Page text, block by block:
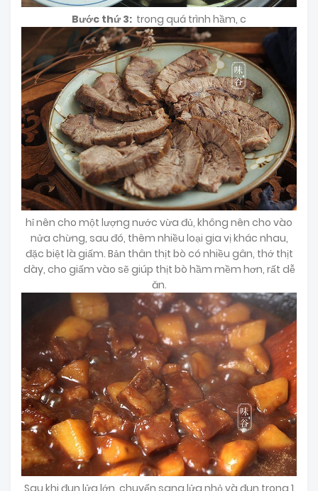
Bước thứ 3: trong quá trình hầm, c
hỉ nên cho một lượng nước vừa đủ, không nên cho vào
nửa chừng, sau đó, thêm nhiều loại gia vị khác nhau,
đặc biệt là giấm. Bản thân thịt bò có nhiều gân, thớ thịt
dày, cho giấm vào sẽ giúp thịt bò hầm mềm hơn, rất dễ
ăn.